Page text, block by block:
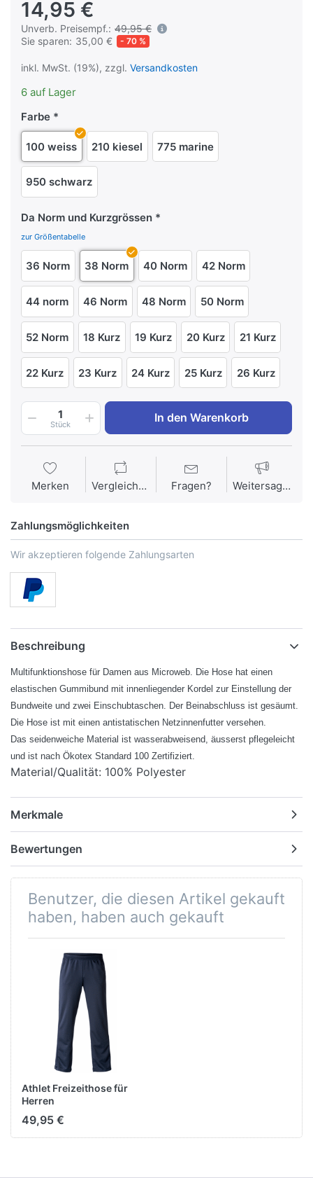
14,95 €
Unverb. Preisempf.: 49,95 €
Sie sparen: 35,00 € - 70 %
inkl. MwSt. (19%), zzgl. Versandkosten
6 auf Lager
Farbe
100 weiss 210 kiesel 775 marine
950 schwarz
Da Norm und Kurzgrössen
zur Größentabelle
36 Norm 38 Norm 40 Norm 42 Norm
44 norm 46 Norm 48 Norm 50 Norm
52 Norm 18 Kurz 19 Kurz 20 Kurz 21 Kurz
22 Kurz 23 Kurz 24 Kurz 25 Kurz 26 Kurz
1
Stück In den Warenkorb
Merken Vergleichen Fragen? Weitersagen
Zahlungsmöglichkeiten
Wir akzeptieren folgende Zahlungsarten
Beschreibung
Multifunktionshose für Damen aus Microweb. Die Hose hat einen
elastischen Gummibund mit innenliegender Kordel zur Einstellung der
Bundweite und zwei Einschubtaschen. Der Beinabschluss ist gesäumt.
Die Hose ist mit einen antistatischen Netzinnenfutter versehen.
Das seidenweiche Material ist wasserabweisend, äusserst pflegeleicht
und ist nach Ökotex Standard 100 Zertifiziert.
Material/Qualität: 100% Polyester
Merkmale
Bewertungen
Benutzer, die diesen Artikel gekauft
haben, haben auch gekauft
Athlet Freizeithose für
Herren
49,95 €